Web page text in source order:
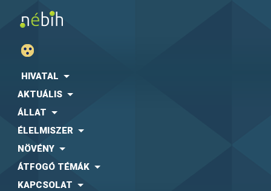
HIVATAL
AKTUÁLIS
ÁLLAT
ÉLELMISZER
NÖVÉNY
ÁTFOGÓ TÉMÁK
KAPCSOLAT